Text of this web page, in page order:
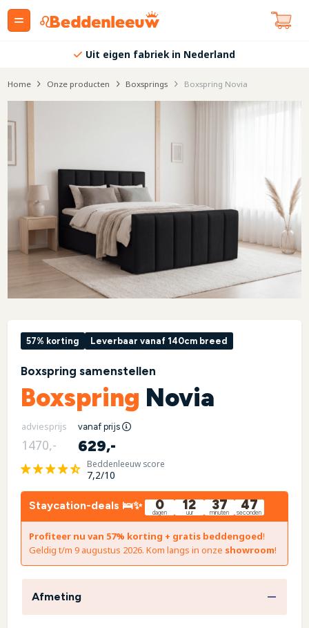
Uit eigen fabriek in Nederland
Home Onze producten Boxsprings Boxspring Novia
57% korting Leverbaar vanaf 140cm breed
Boxspring samenstellen
Boxspring Novia
adviesprijs vanaf prijs
1470,- 629,-
Beddenleeuw score
7,2/10
Staycation-deals 🛌✨ 0
dagen 12
uur 37
minuten 46
seconden
Profiteer nu van 57% korting + gratis beddengoed!
Geldig t/m 9 augustus 2026. Kom langs in onze showroom!
Afmeting